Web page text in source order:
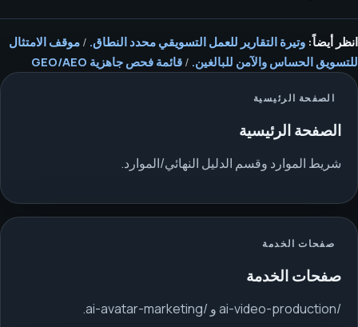
انظر أيضاً: وتيرة التقارير للعمل التسويقي محدد النطاق. / موقف الامتثال
للتسويق الحساس والآمن للبالغين. / قائمة فحص جاهزية GEO/AEO
الصفحة الرئيسية
الصفحة الرئيسية
شريط الموارد وقسم الدليل النهائي/الموارد.
صفحات الخدمة
صفحات الخدمة
/ai-video-production و /ai-avatar-marketing.